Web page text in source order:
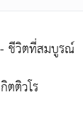
ชีวิตที่สมบูรณ์
ตติวโร